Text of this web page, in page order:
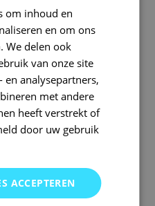
om inhoud en
en om ons
We delen ook
van onze site
en analysepartners,
met andere
heeft verstrekt of
door uw gebruik
ACCEPTEREN